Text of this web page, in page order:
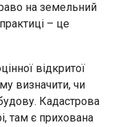
на земельний
– це
відкритої
визначити, чи
Кадастрова
там є прихована